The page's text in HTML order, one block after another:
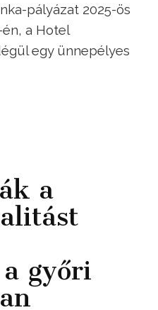
pályázat 2025-ös
a Hotel
egy ünnepélyes
a
győri